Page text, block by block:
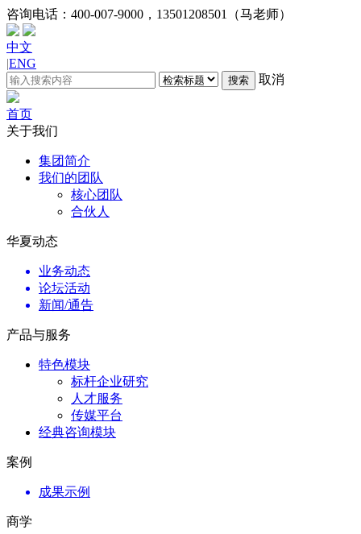
咨询电话： 400-007-9000，13501208501（马老师）
中文
|ENG
搜索 取消
首页
关于我们
集团简介
我们的团队
核心团队
合伙人
华夏动态
业务动态
论坛活动
新闻/通告
产品与服务
特色模块
标杆企业研究
人才服务
传媒平台
经典咨询模块
案例
成果示例
商学